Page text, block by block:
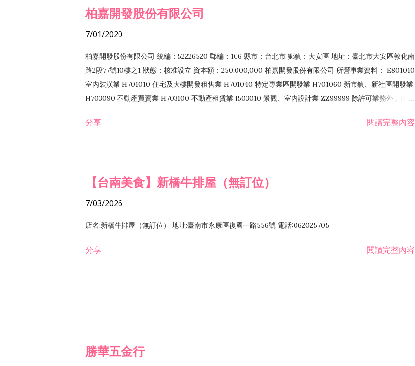
柏嘉開發股份有限公司
7/01/2020
柏嘉開發股份有限公司 統編：52226520 郵編：106 縣市：台北市 鄉鎮：大安區 地址：臺北市大安區敦化南
路2段77號10樓之1 狀態：核准設立 資本額：250,000,000 柏嘉開發股份有限公司 所營事業資料： E801010
室內裝潢業 H701010 住宅及大樓開發租售業 H701040 特定專業區開發業 H701060 新市鎮、新社區開發業
H703090 不動產買賣業 H703100 不動產租賃業 I503010 景觀、室內設計業 ZZ99999 除許可業務外，得經
分享 閱讀完整內容
【台南美食】新橋牛排屋（無訂位）
7/03/2026
店名:新橋牛排屋（無訂位） 地址:臺南市永康區復國一路556號 電話:062025705
分享 閱讀完整內容
勝華五金行